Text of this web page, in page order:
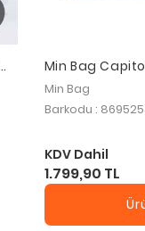
Min Bag
Çantası
Min Bag
Barkodu :
KDV Dahil
1.799,90 TL